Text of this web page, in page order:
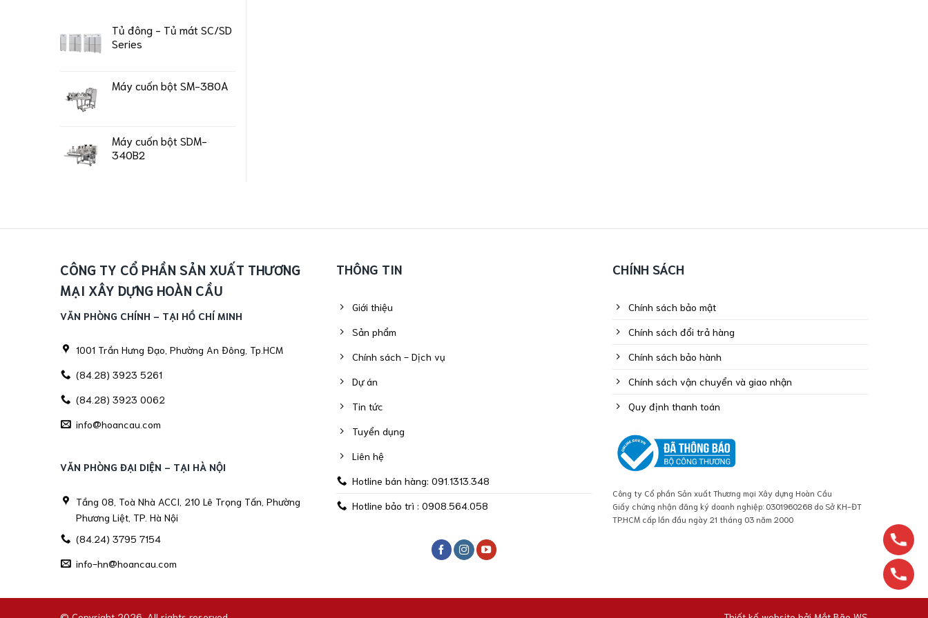
Tủ đông - Tủ mát SC/SD
Series
Máy cuốn bột SM-380A
Máy cuốn bột SDM-
340B2
CÔNG TY CỔ PHẦN SẢN XUẤT THƯƠNG
MẠI XÂY DỰNG HOÀN CẦU
VĂN PHÒNG CHÍNH - TẠI HỒ CHÍ MINH
1001 Trần Hưng Đạo, Phường An Đông, Tp.HCM
(84.28) 3923 5261
(84.28) 3923 0062
info@hoancau.com
VĂN PHÒNG ĐẠI DIỆN - TẠI HÀ NỘI
Tầng 08, Toà Nhà ACCI, 210 Lê Trọng Tấn, Phường
Phương Liệt, TP. Hà Nội
(84.24) 3795 7154
info-hn@hoancau.com
THÔNG TIN
Giới thiệu
Sản phẩm
Chính sách - Dịch vụ
Dự án
Tin tức
Tuyển dụng
Liên hệ
Hotline bán hàng: 091.1313.348
Hotline bảo trì : 0908.564.058
CHÍNH SÁCH
Chính sách bảo mật
Chính sách đổi trả hàng
Chính sách bảo hành
Chính sách vận chuyển và giao nhận
Quy định thanh toán
Công ty Cổ phần Sản xuất Thương mại Xây dựng Hoàn Cầu
Giấy chứng nhận đăng ký doanh nghiệp: 0301960268 do Sở KH-ĐT
TP.HCM cấp lần đầu ngày 21 tháng 03 năm 2000